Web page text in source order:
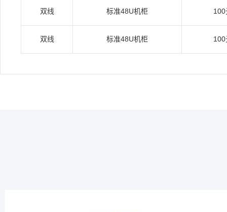
双线 标准48U机柜 100
双线 标准48U机柜 100